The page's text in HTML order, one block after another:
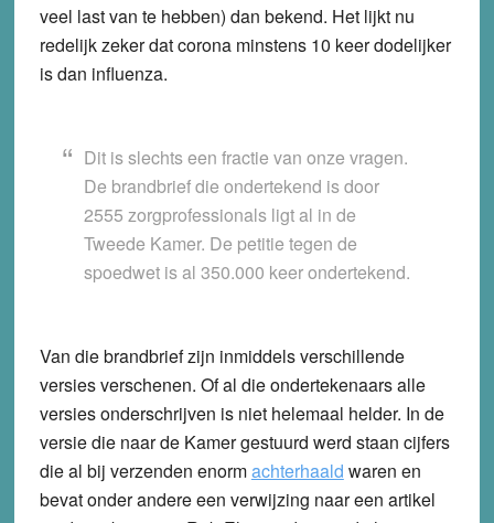
veel last van te hebben) dan bekend. Het lijkt nu
redelijk zeker dat corona minstens 10 keer dodelijker
is dan influenza.
Dit is slechts een fractie van onze vragen.
De brandbrief die ondertekend is door
2555 zorgprofessionals ligt al in de
Tweede Kamer. De petitie tegen de
spoedwet is al 350.000 keer ondertekend.
Van die brandbrief zijn inmiddels verschillende
versies verschenen. Of al die ondertekenaars alle
versies onderschrijven is niet helemaal helder. In de
versie die naar de Kamer gestuurd werd staan cijfers
die al bij verzenden enormachterhaald waren en
bevat onder andere een verwijzing naar een artikel